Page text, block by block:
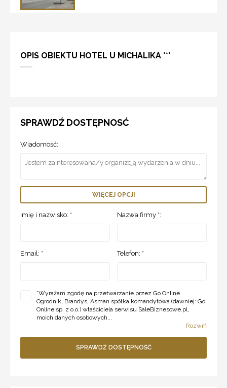
OPIS OBIEKTU HOTEL U MICHALIKA ***
SPRAWDŹ DOSTĘPNOSĆ
Wiadomość:
WIĘCEJ OPCJI
Imię i nazwisko: * Nazwa firmy *:
Email: * Telefon: *
*Wyrażam zgodę na przetwarzanie przez Go Online
Ogrodnik, Brandys, Asman spółka komandytowa (dawniej: Go
Online sp. z o.o.) właściciela serwisu SaleBiznesowe.pl,
moich danych osobowych...
Rozwiń
SPRAWDŹ DOSTĘPNOŚĆ